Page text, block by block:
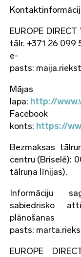
EUROPE
tālr. +371 26 099
e-
pasts:
Mājas
lapa: http://
Facebook
konts: https://
Bezmaksas
centru (Briselē):
tālruņa līnijas).
Informāciju
sabiedrisko
pasts:
EUROPE